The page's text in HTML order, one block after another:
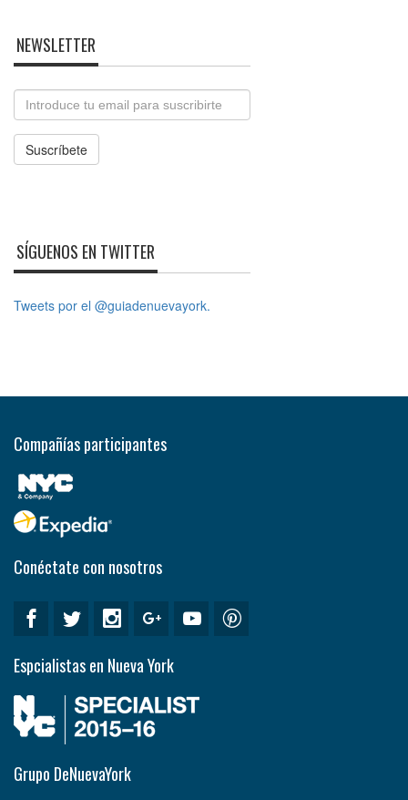
NEWSLETTER
Email
Suscríbete
SÍGUENOS EN TWITTER
Tweets por el @guiadenuevayork.
Compañías participantes
Conéctate con nosotros
Espcialistas en Nueva York
Grupo DeNuevaYork